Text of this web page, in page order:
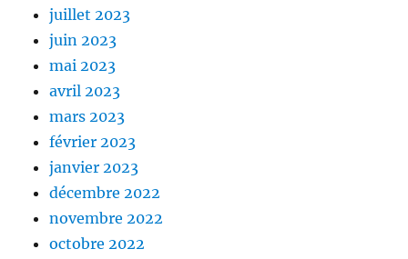
juillet 2023
juin 2023
mai 2023
avril 2023
mars 2023
février 2023
janvier 2023
décembre 2022
novembre 2022
octobre 2022